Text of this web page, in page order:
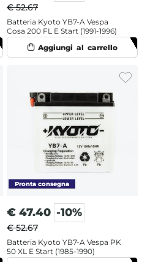
€ 52.67
Batteria Kyoto YB7-A Vespa
Cosa 200 FL E Start (1991-1996)
€ 47.40 -10%
€ 52.67
Batteria Kyoto YB7-A Vespa PK
50 XL E Start (1985-1990)